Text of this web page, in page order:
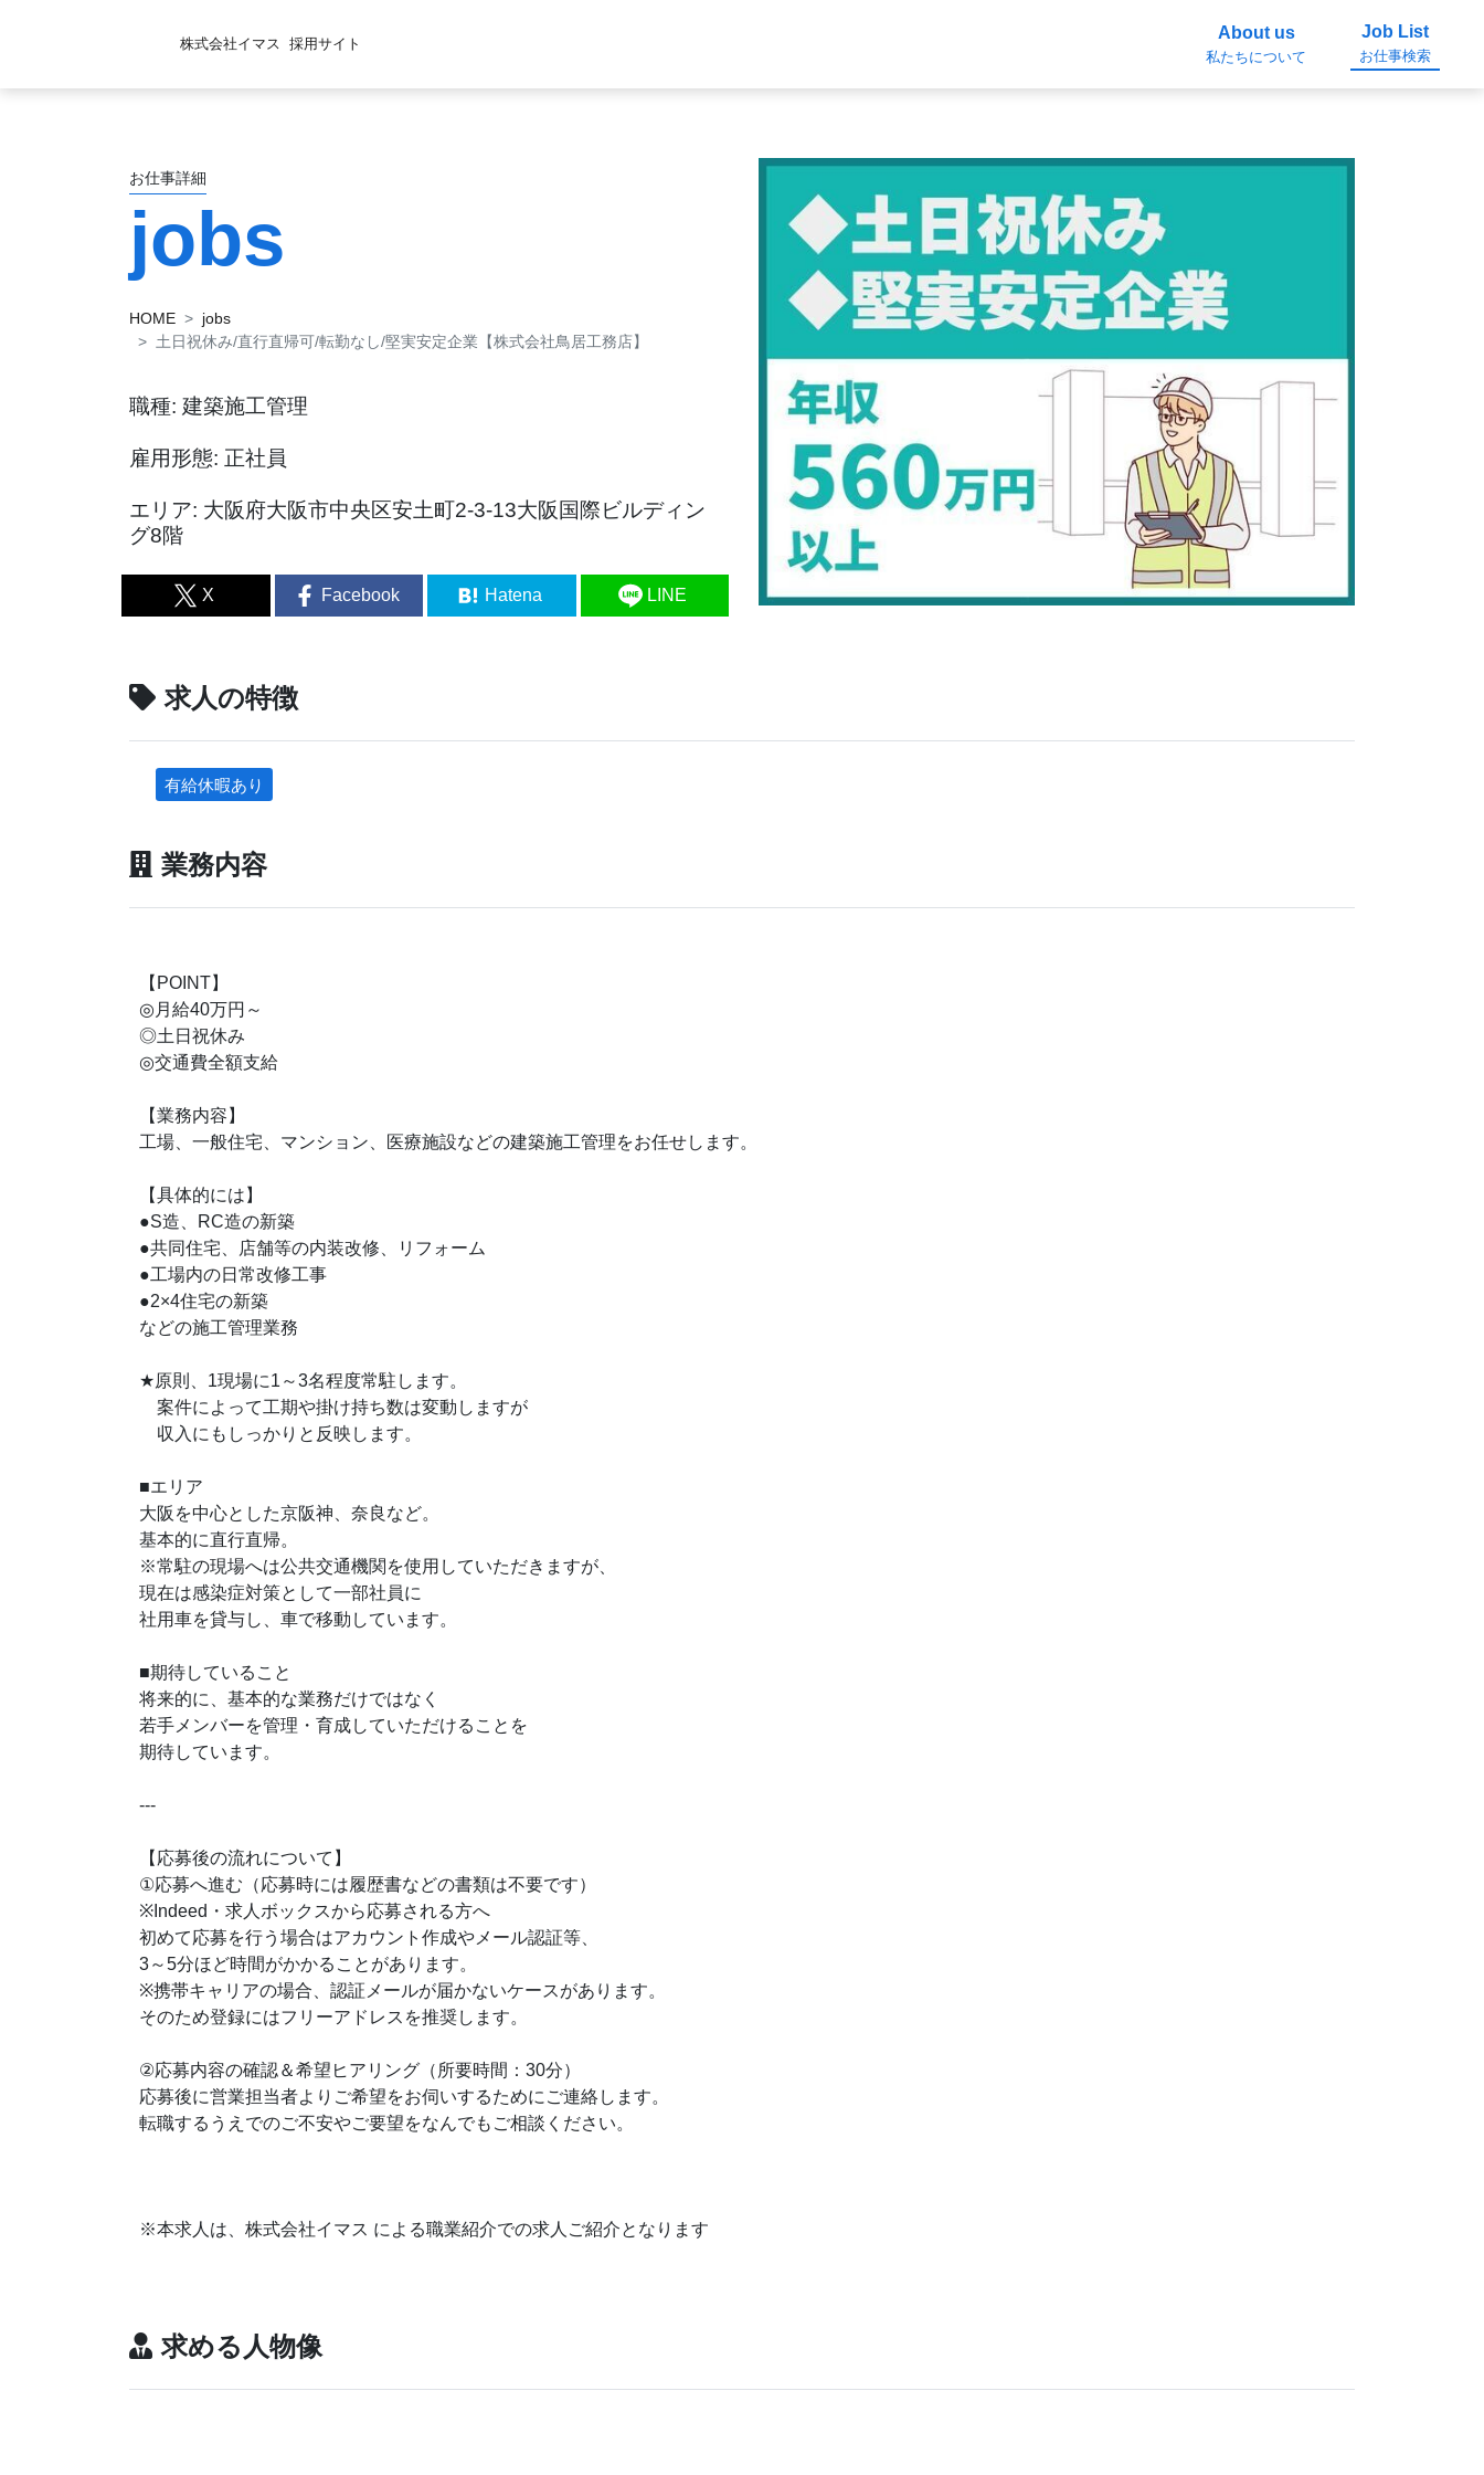
株式会社イマス 採用サイト
About us
私たちについて
Job List
お仕事検索
お仕事詳細
jobs
HOME
jobs
土日祝休み/直行直帰可/転勤なし/堅実安定企業【株式会社鳥居工務店】
職種: 建築施工管理
雇用形態: 正社員
エリア: 大阪府大阪市中央区安土町2-3-13大阪国際ビルディン
グ8階
X Facebook Hatena LINE
求人の特徴
有給休暇あり
業務内容
【POINT】
◎月給40万円～
◎土日祝休み
◎交通費全額支給
【業務内容】
工場、一般住宅、マンション、医療施設などの建築施工管理をお任せします。
【具体的には】
●S造、RC造の新築
●共同住宅、店舗等の内装改修、リフォーム
●工場内の日常改修工事
●2×4住宅の新築
などの施工管理業務
★原則、1現場に1～3名程度常駐します。
案件によって工期や掛け持ち数は変動しますが
収入にもしっかりと反映します。
■エリア
大阪を中心とした京阪神、奈良など。
基本的に直行直帰。
※常駐の現場へは公共交通機関を使用していただきますが、
現在は感染症対策として一部社員に
社用車を貸与し、車で移動しています。
■期待していること
将来的に、基本的な業務だけではなく
若手メンバーを管理・育成していただけることを
期待しています。
---
【応募後の流れについて】
①応募へ進む（応募時には履歴書などの書類は不要です）
※Indeed・求人ボックスから応募される方へ
初めて応募を行う場合はアカウント作成やメール認証等、
3～5分ほど時間がかかることがあります。
※携帯キャリアの場合、認証メールが届かないケースがあります。
そのため登録にはフリーアドレスを推奨します。
②応募内容の確認＆希望ヒアリング（所要時間：30分）
応募後に営業担当者よりご希望をお伺いするためにご連絡します。
転職するうえでのご不安やご要望をなんでもご相談ください。
※本求人は、株式会社イマス による職業紹介での求人ご紹介となります
求める人物像